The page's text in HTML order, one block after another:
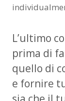
L’ultimo
prima di
quello di
e fornire